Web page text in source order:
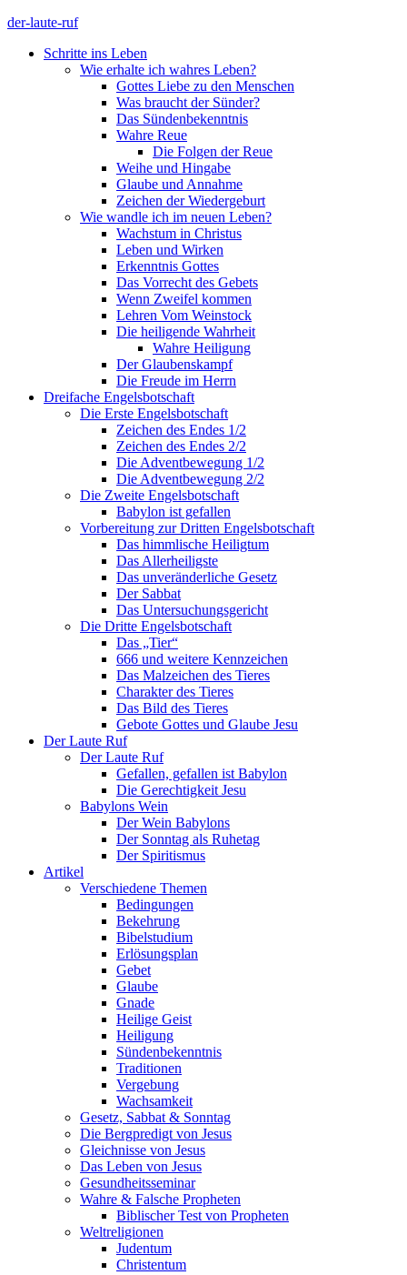
der-laute-ruf
Schritte ins Leben
Wie erhalte ich wahres Leben?
Gottes Liebe zu den Menschen
Was braucht der Sünder?
Das Sündenbekenntnis
Wahre Reue
Die Folgen der Reue
Weihe und Hingabe
Glaube und Annahme
Zeichen der Wiedergeburt
Wie wandle ich im neuen Leben?
Wachstum in Christus
Leben und Wirken
Erkenntnis Gottes
Das Vorrecht des Gebets
Wenn Zweifel kommen
Lehren Vom Weinstock
Die heiligende Wahrheit
Wahre Heiligung
Der Glaubenskampf
Die Freude im Herrn
Dreifache Engelsbotschaft
Die Erste Engelsbotschaft
Zeichen des Endes 1/2
Zeichen des Endes 2/2
Die Adventbewegung 1/2
Die Adventbewegung 2/2
Die Zweite Engelsbotschaft
Babylon ist gefallen
Vorbereitung zur Dritten Engelsbotschaft
Das himmlische Heiligtum
Das Allerheiligste
Das unveränderliche Gesetz
Der Sabbat
Das Untersuchungsgericht
Die Dritte Engelsbotschaft
Das „Tier“
666 und weitere Kennzeichen
Das Malzeichen des Tieres
Charakter des Tieres
Das Bild des Tieres
Gebote Gottes und Glaube Jesu
Der Laute Ruf
Der Laute Ruf
Gefallen, gefallen ist Babylon
Die Gerechtigkeit Jesu
Babylons Wein
Der Wein Babylons
Der Sonntag als Ruhetag
Der Spiritismus
Artikel
Verschiedene Themen
Bedingungen
Bekehrung
Bibelstudium
Erlösungsplan
Gebet
Glaube
Gnade
Heilige Geist
Heiligung
Sündenbekenntnis
Traditionen
Vergebung
Wachsamkeit
Gesetz, Sabbat & Sonntag
Die Bergpredigt von Jesus
Gleichnisse von Jesus
Das Leben von Jesus
Gesundheitsseminar
Wahre & Falsche Propheten
Biblischer Test von Propheten
Weltreligionen
Judentum
Christentum